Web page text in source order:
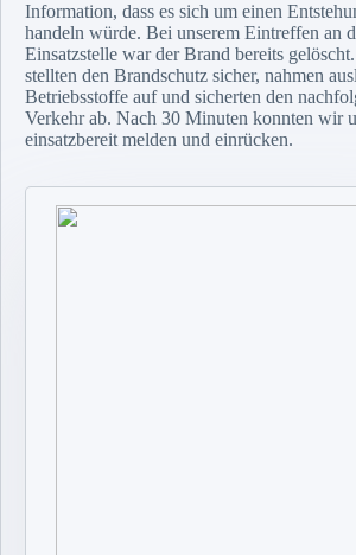
Information, dass es sich um einen
handeln würde. Bei unserem Eintreffen an
Einsatzstelle war der Brand bereits
stellten den Brandschutz sicher, nahmen
Betriebsstoffe auf und sicherten den
Verkehr ab. Nach 30 Minuten konnten wir
einsatzbereit melden und einrücken.